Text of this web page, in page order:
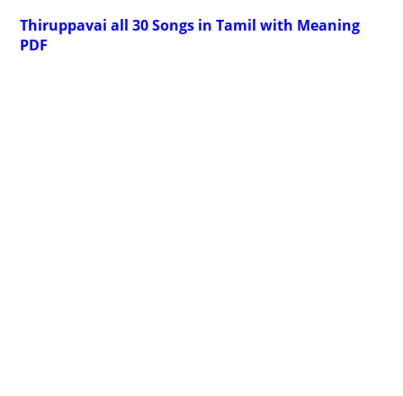
Thiruppavai all 30 Songs in Tamil with Meaning
PDF